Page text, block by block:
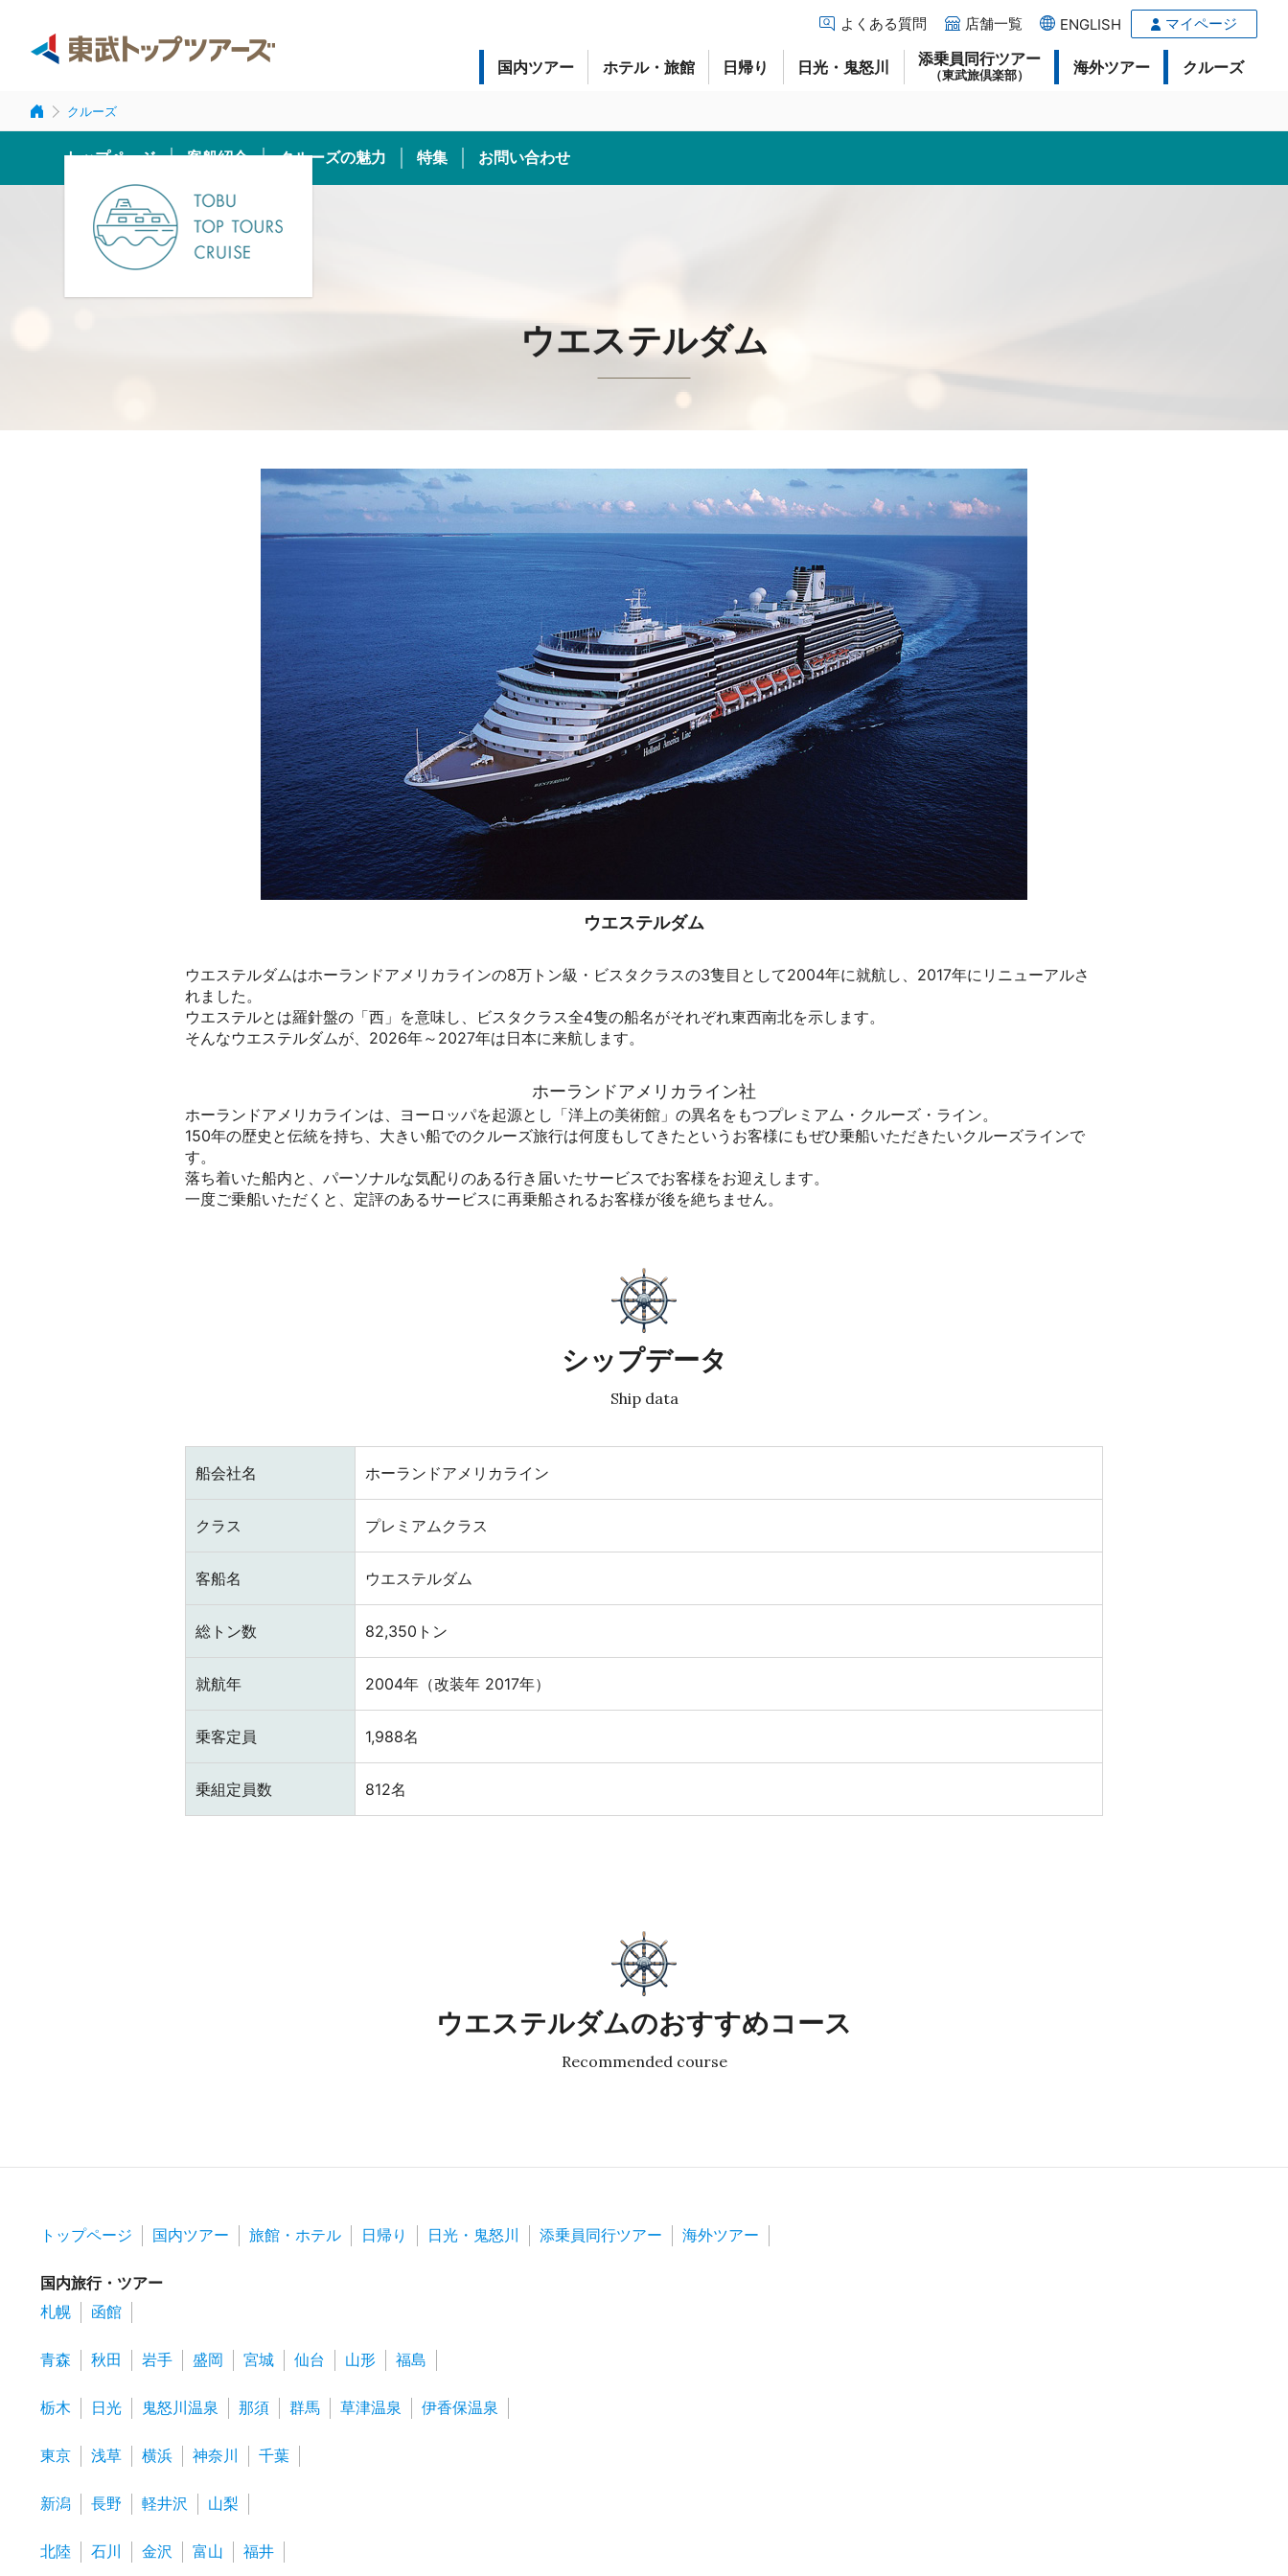
よくある質問 店舗一覧 ENGLISH マイページ
国内ツアー ホテル・旅館 日帰り 日光・鬼怒川 添乗員同行ツアー
（東武旅倶楽部） 海外ツアー クルーズ
クルーズ
トップページ 客船紹介 クルーズの魅力 特集 お問い合わせ
ウエステルダム
ウエステルダム
ウエステルダムはホーランドアメリカラインの8万トン級・ビスタクラスの3隻目として2004年に就航し、2017年にリニューアルさ
れました。
ウエステルとは羅針盤の「西」を意味し、ビスタクラス全4隻の船名がそれぞれ東西南北を示します。
そんなウエステルダムが、2026年～2027年は日本に来航します。
ホーランドアメリカライン社
ホーランドアメリカラインは、ヨーロッパを起源とし「洋上の美術館」の異名をもつプレミアム・クルーズ・ライン。
150年の歴史と伝統を持ち、大きい船でのクルーズ旅行は何度もしてきたというお客様にもぜひ乗船いただきたいクルーズラインで
す。
落ち着いた船内と、パーソナルな気配りのある行き届いたサービスでお客様をお迎えします。
一度ご乗船いただくと、定評のあるサービスに再乗船されるお客様が後を絶ちません。
シップデータ
Ship data
船会社名 ホーランドアメリカライン
クラス プレミアムクラス
客船名 ウエステルダム
総トン数 82,350トン
就航年 2004年（改装年 2017年）
乗客定員 1,988名
乗組定員数 812名
ウエステルダムのおすすめコース
Recommended course
トップページ 国内ツアー 旅館・ホテル 日帰り 日光・鬼怒川 添乗員同行ツアー 海外ツアー
国内旅行・ツアー
札幌
函館
青森 秋田 岩手 盛岡 宮城 仙台 山形 福島
栃木 日光 鬼怒川温泉 那須 群馬 草津温泉 伊香保温泉
東京 浅草 横浜 神奈川 千葉
新潟 長野 軽井沢 山梨
北陸 石川 金沢 富山 福井